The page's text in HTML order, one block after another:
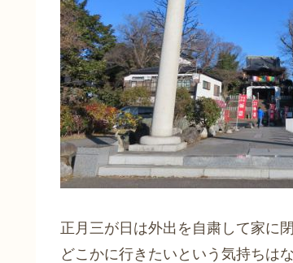
正月三が日は外出を自粛して家に
どこかに行きたいという気持ちは